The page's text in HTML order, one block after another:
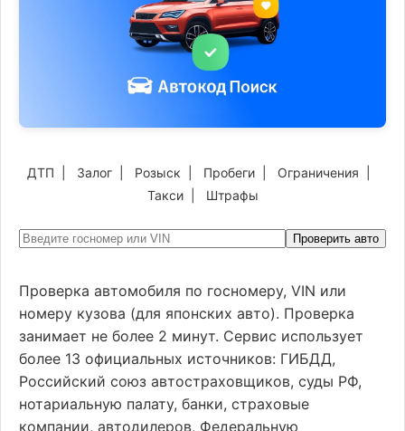
ДТП Залог Розыск Пробеги Ограничения
Такси| Штрафы
Проверить авто
Проверка автомобиля по госномеру, VIN или
номеру кузова (для японских авто). Проверка
занимает не более 2 минут. Сервис использует
более 13 официальных источников: ГИБДД,
Российский союз автостраховщиков, суды РФ,
нотариальную палату, банки, страховые
компании, автодилеров, Федеральную